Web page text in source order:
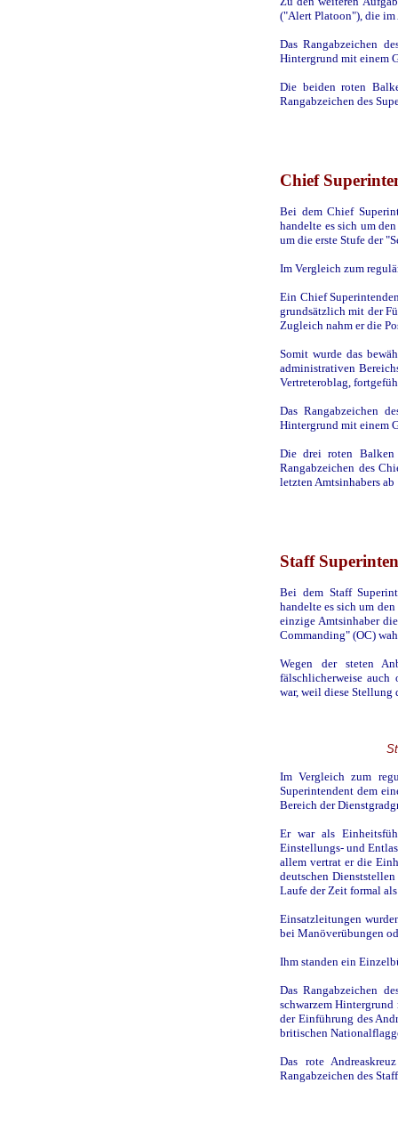
("Alert Platoon"), die im
Das Rangabzeichen
Hintergrund mit einem
Die beiden roten
Rangabzeichen des
Chief
Bei dem Chief
handelte es sich um
um die erste Stufe der
Im Vergleich zum
Ein Chief
grundsätzlich mit der
Zugleich nahm er die
Somit wurde das
administrativen
Vertreteroblag,
Das Rangabzeichen
Hintergrund mit einem
Die drei roten Balken
Rangabzeichen des
letzten Amtsinhabers
Staff
Bei dem Staff
handelte es sich um
einzige Amtsinhaber
Commanding" (OC)
Wegen der steten
fälschlicherweise auch
war, weil diese Stellung
Im Vergleich zum
Superintendent dem
Bereich der
Er war als
Einstellungs- und
allem vertrat er die
deutschen
Laufe der Zeit formal
Einsatzleitungen
bei Manöverübungen
Ihm standen ein
Das Rangabzeichen
schwarzem
der Einführung des
britischen
Das rote
Rangabzeichen des